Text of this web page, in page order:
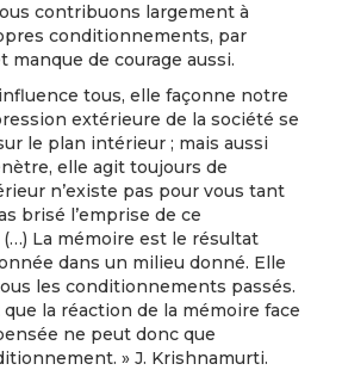
contribuons largement à
conditionnements, par
manque de courage aussi.
tous, elle façonne notre
extérieure de la société se
le plan intérieur ; mais aussi
elle agit toujours de
n’existe pas pour vous tant
brisé l’emprise de ce
La mémoire est le résultat
dans un milieu donné. Elle
les conditionnements passés.
que la réaction de la mémoire face
ne peut donc que
» J. Krishnamurti.